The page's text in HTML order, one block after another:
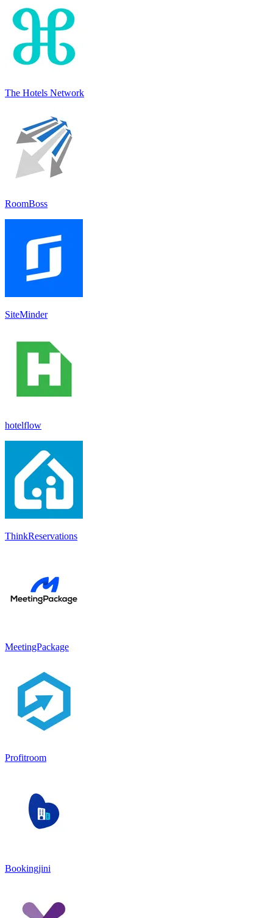
The Hotels Network
RoomBoss
SiteMinder
hotelflow
ThinkReservations
MeetingPackage
Profitroom
Bookingjini